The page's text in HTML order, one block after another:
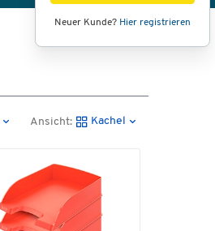
Neuer Kunde? Hier registrieren
Ansicht: Kachel